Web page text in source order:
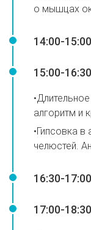
о мышцах
14:00-
15:00-
алгоритм и
•⁠Гипсовка
челюстей.
16:30-
17:00-